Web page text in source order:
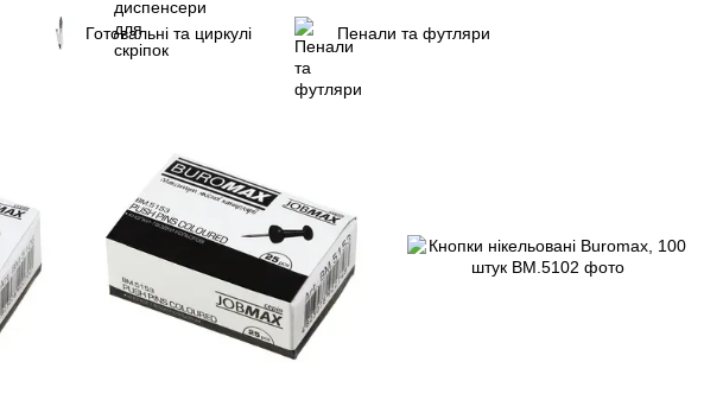
Готовальні та циркулі Пенали та футляри